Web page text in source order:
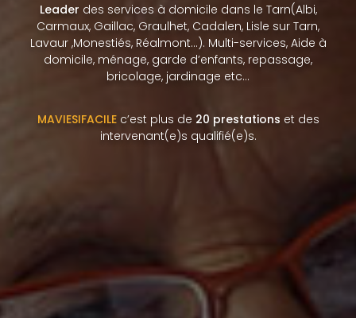
Leader des services à domicile dans le Tarn(Albi,
Carmaux, Gaillac, Graulhet, Cadalen, Lisle sur Tarn,
Lavaur ,Monestiés, Réalmont…). Multi-services, Aide à
domicile, ménage, garde d’enfants, repassage,
bricolage, jardinage etc…
MAVIESIFACILEc’est plus de 20 prestations et des
intervenant(e)s qualifié(e)s.